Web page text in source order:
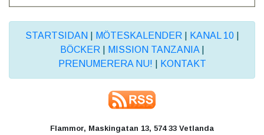
STARTSIDAN MÖTESKALENDER KANAL 10|
BÖCKER
MISSION TANZANIA|
PRENUMERERA NU!
KONTAKT
Flammor, Maskingatan 13, 574 33 Vetlanda